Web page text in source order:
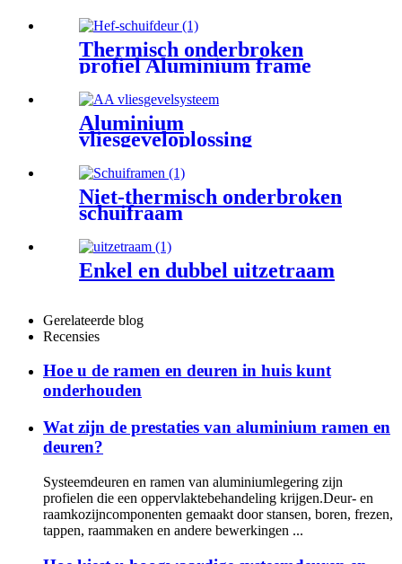
Thermisch onderbroken
profiel Aluminium frame
Aangepaste afmetingen
Glazen schuif- en liftdeur
Aluminium
vliesgeveloplossing
Niet-thermisch onderbroken
schuifraam
Enkel en dubbel uitzetraam
Gerelateerde blog
Recensies
Hoe u de ramen en deuren in huis kunt
onderhouden
Wat zijn de prestaties van aluminium ramen en
deuren?
Systeemdeuren en ramen van aluminiumlegering zijn
profielen die een oppervlaktebehandeling krijgen.Deur- en
raamkozijncomponenten gemaakt door stansen, boren, frezen,
tappen, raammaken en andere bewerkingen ...